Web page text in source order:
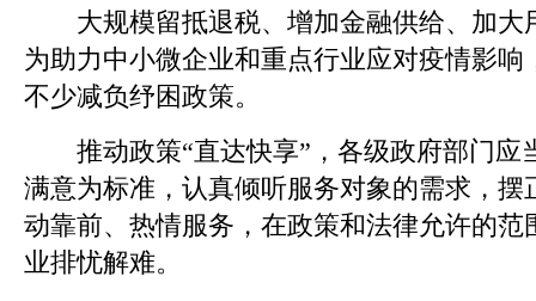
大规模留抵退税、增加金融供给、加
为助力中小微企业和重点行业应对疫情影响
不少减负纾困政策。
推动政策“直达快享”，各级政府部门应
满意为标准，认真倾听服务对象的需求，摆
动靠前、热情服务，在政策和法律允许的范
业排忧解难。